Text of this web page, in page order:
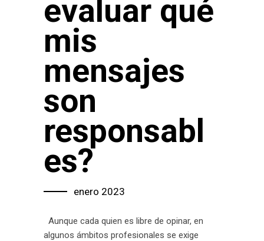
evaluar qué
mis
mensajes
son
responsabl
es?
enero 2023
Aunque cada quien es libre de opinar, en
algunos ámbitos profesionales se exige